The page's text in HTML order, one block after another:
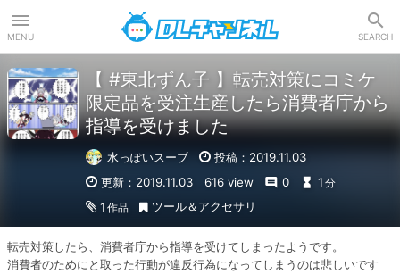
MENU SEARCH
【 #東北ずん子 】転売対策にコミケ
限定品を受注生産したら消費者庁から
指導を受けました
水っぽいスープ
投稿：2019.11.03
更新：2019.11.03
616 view 0 1 分
1 作品 ツール＆アクセサリ
転売対策したら、消費者庁から指導を受けてしまったようです。
消費者のためにと取った行動が違反行為になってしまうのは悲しいです